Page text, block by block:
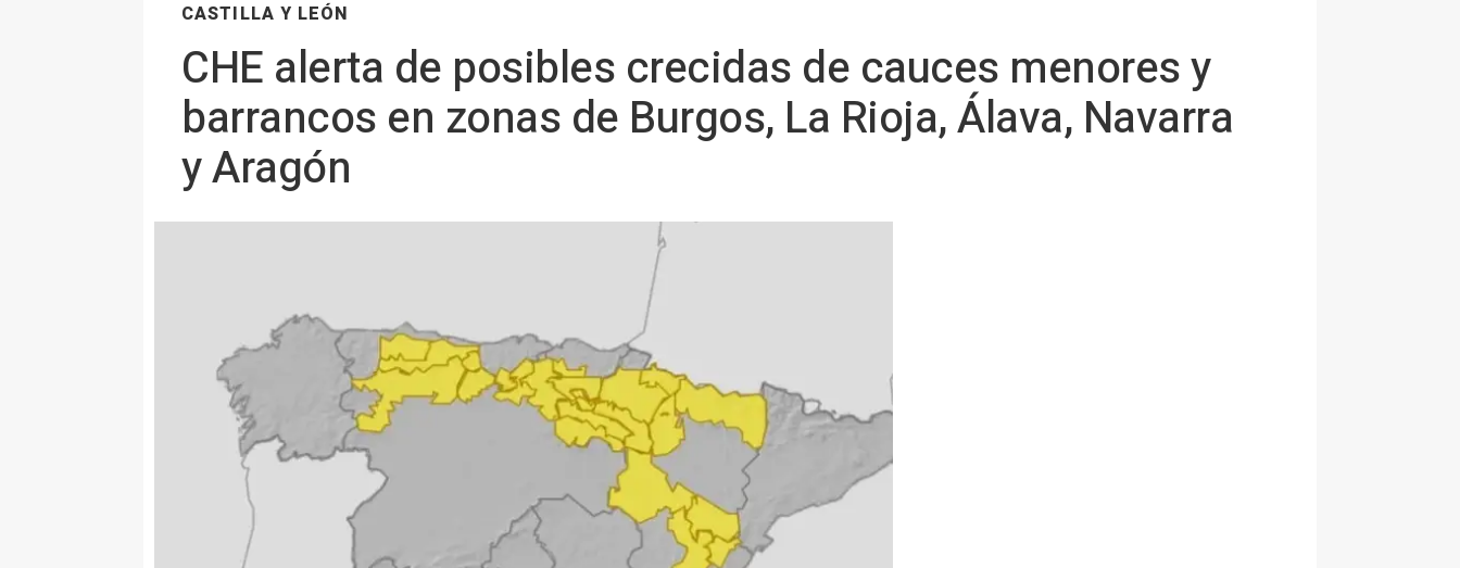
CASTILLA Y LEÓN
CHE alerta de posibles crecidas de cauces menores y
barrancos en zonas de Burgos, La Rioja, Álava, Navarra
y Aragón